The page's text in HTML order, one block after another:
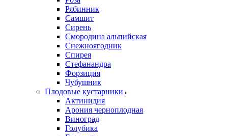
Рябинник
Самшит
Сирень
Смородина альпийская
Снежноягодник
Спирея
Стефанандра
Форзиция
Чубушник
Плодовые кустарники
Актинидия
Арония черноплодная
Виноград
Голубика